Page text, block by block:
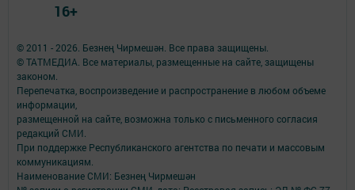
© 2011 - 2026. Безнең Чирмешән. Все права защищены.
© ТАТМЕДИА. Все материалы, размещенные на сайте, защищены
законом.
Перепечатка, воспроизведение и распространение в любом объеме
информации,
размещенной на сайте, возможна только с письменного согласия
редакций СМИ.
При поддержке Республиканского агентства по печати и массовым
коммуникациям.
Наименование СМИ: Безнең Чирмешән
16+